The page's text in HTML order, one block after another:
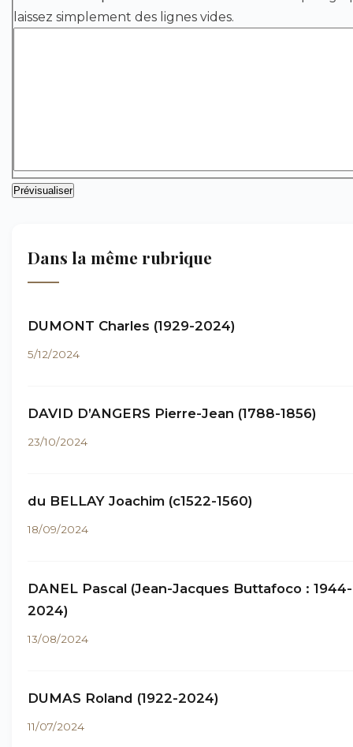
laissez simplement des lignes vides.
Dans la même rubrique
DUMONT Charles (1929-2024)
5/12/2024
DAVID D’ANGERS Pierre-Jean (1788-1856)
23/10/2024
du BELLAY Joachim (c1522-1560)
18/09/2024
DANEL Pascal (Jean-Jacques Buttafoco : 1944-
2024)
13/08/2024
DUMAS Roland (1922-2024)
11/07/2024